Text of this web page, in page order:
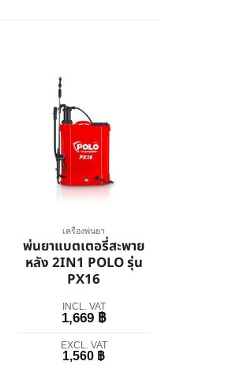
เครื่องพ่นยา
พ่นยาแบตเตอรี่สะพาย
หลัง 2IN1 POLO รุ่น
PX16
INCL. VAT
1,669 ฿
EXCL. VAT
1,560 ฿